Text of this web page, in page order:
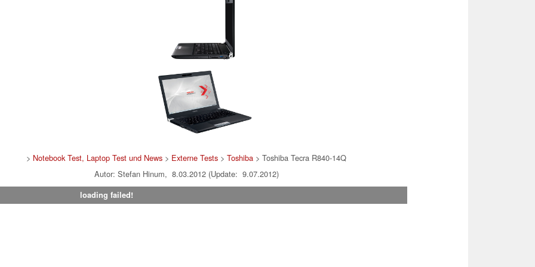
> Notebook Test, Laptop Test und News > Externe Tests >Toshiba > Toshiba Tecra R840-14Q
Autor: Stefan Hinum, 8.03.2012 (Update: 9.07.2012)
loading failed!